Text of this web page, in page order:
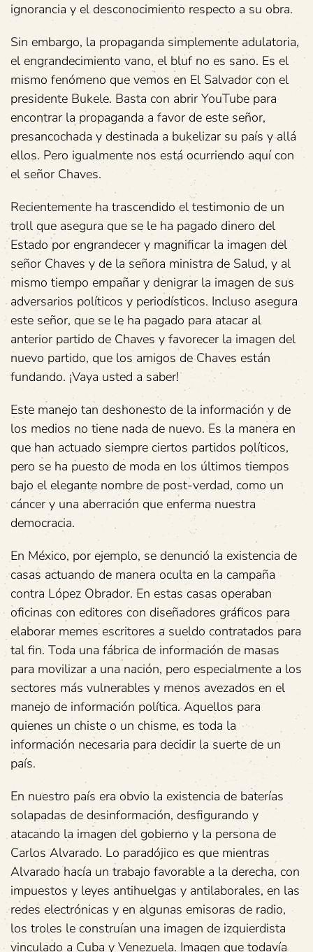
ignorancia y el desconocimiento respecto a su obra.
Sin embargo, la propaganda simplemente adulatoria,
el engrandecimiento vano, el bluf no es sano. Es el
mismo fenómeno que vemos en El Salvador con el
presidente Bukele. Basta con abrir YouTube para
encontrar la propaganda a favor de este señor,
presancochada y destinada a bukelizar su país y allá
ellos. Pero igualmente nos está ocurriendo aquí con
el señor Chaves.
Recientemente ha trascendido el testimonio de un
troll que asegura que se le ha pagado dinero del
Estado por engrandecer y magnificar la imagen del
señor Chaves y de la señora ministra de Salud, y al
mismo tiempo empañar y denigrar la imagen de sus
adversarios políticos y periodísticos. Incluso asegura
este señor, que se le ha pagado para atacar al
anterior partido de Chaves y favorecer la imagen del
nuevo partido, que los amigos de Chaves están
fundando. ¡Vaya usted a saber!
Este manejo tan deshonesto de la información y de
los medios no tiene nada de nuevo. Es la manera en
que han actuado siempre ciertos partidos políticos,
pero se ha puesto de moda en los últimos tiempos
bajo el elegante nombre de post-verdad, como un
cáncer y una aberración que enferma nuestra
democracia.
En México, por ejemplo, se denunció la existencia de
casas actuando de manera oculta en la campaña
contra López Obrador. En estas casas operaban
oficinas con editores con diseñadores gráficos para
elaborar memes escritores a sueldo contratados para
tal fin. Toda una fábrica de información de masas
para movilizar a una nación, pero especialmente a los
sectores más vulnerables y menos avezados en el
manejo de información política. Aquellos para
quienes un chiste o un chisme, es toda la
información necesaria para decidir la suerte de un
país.
En nuestro país era obvio la existencia de baterías
solapadas de desinformación, desfigurando y
atacando la imagen del gobierno y la persona de
Carlos Alvarado. Lo paradójico es que mientras
Alvarado hacía un trabajo favorable a la derecha, con
impuestos y leyes antihuelgas y antilaborales, en las
redes electrónicas y en algunas emisoras de radio,
los troles le construían una imagen de izquierdista
vinculado a Cuba y Venezuela. Imagen que todavía